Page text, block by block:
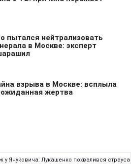
у Януковича: Лукашенко похвалився